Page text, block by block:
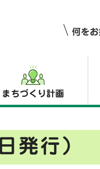
何をお
まちづくり計画
発行）